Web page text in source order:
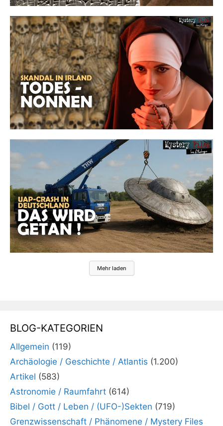
Mehr laden
BLOG-KATEGORIEN
Allgemein (119)
Archäologie / Geschichte / Atlantis (1.200)
Artikel (583)
Astronomie / Raumfahrt (614)
Bibel / Gott / Leben / (UFO-)Sekten (719)
Grenzwissenschaft / Phänomene / Mystery Files